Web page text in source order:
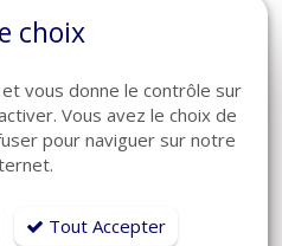
sur fond rose crème, une
ouverture bouteille avec
choix
vous donne le contrôle sur
Vous avez le choix de
pour naviguer sur notre
Tout Accepter